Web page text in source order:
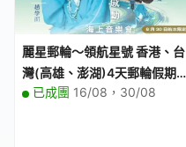
麗星郵輪～領航星號 香港、台
灣(高雄、澎湖)4天郵輪假期
【優遊全包】【香港尖沙咀海
已成團 16/08，30/08